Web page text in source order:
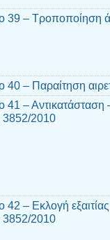
39 – Τροποποίηση
40 – Παραίτηση
41 –
3852/2010
42 – Εκλογή
3852/2010